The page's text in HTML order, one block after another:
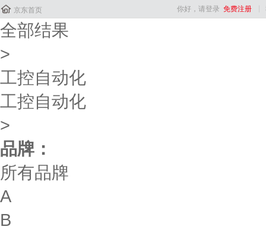
 京东首页 你好，请登录 免费注册
全部结果
>
工控自动化
工控自动化
>
品牌：
所有品牌
A
B